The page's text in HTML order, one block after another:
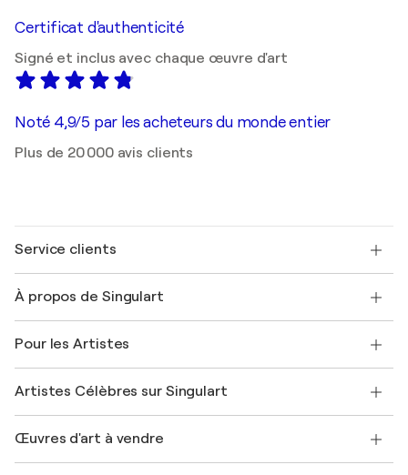
Certificat d'authenticité
Signé et inclus avec chaque œuvre d'art
Noté 4,9/5 par les acheteurs du monde entier
Plus de 20 000 avis clients
Service clients
Expédition
Offrir une carte cadeau
Rejoignez notre programme commercial
Mon compte
+33 1 76 44 06 42
À propos de Singulart
FAQ
Magazine Singulart
Emplois
Découvrez une sélection d'art original
Pour les Artistes
Se connecter en tant qu'Artiste
Artistes Célèbres sur Singulart
Marc Chagall
Œuvres d'art à vendre